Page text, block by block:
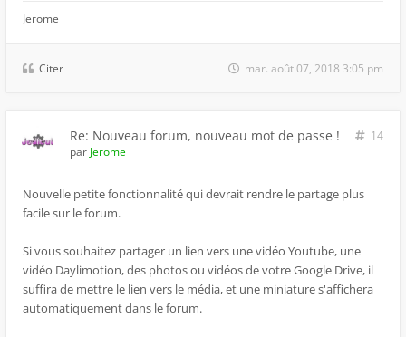
Jerome
Citer mar. août 07, 2018 3:05 pm
Re: Nouveau forum, nouveau mot de passe !
14
par Jerome
Nouvelle petite fonctionnalité qui devrait rendre le partage plus
facile sur le forum.
Si vous souhaitez partager un lien vers une vidéo Youtube, une
vidéo Daylimotion, des photos ou vidéos de votre Google Drive, il
suffira de mettre le lien vers le média, et une miniature s'affichera
automatiquement dans le forum.